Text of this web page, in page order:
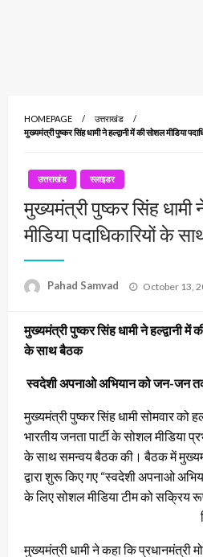
HOMEPAGE
उत्तराखंड
मुख्यमंत्री पुष्कर सिंह धामी ने हल्द्वानी में की सोशल मीडिया
उत्तराखंड स्लाइडर
मुख्यमंत्री पुष्कर सिंह धामी
मीडिया पदाधिकारियों के
Pahad Samvad
Posted
October 13,
मुख्यमंत्री पुष्कर सिंह धामी ने हल्द्वानी में
के साथ बैठक
स्वदेशी अपनाओ अभियान को जन-जन
मुख्यमंत्री पुष्कर सिंह धामी सोमवार को
भारतीय जनता पार्टी के सोशल मीडिया
के साथ समन्वय बैठक की। बैठक में
द्वारा शुरू किए गए “स्वदेशी अपनाओ
के लिए सोशल मीडिया टीम को सक्रिय
मुख्यमंत्री धामी ने कहा कि प्रधानमंत्री